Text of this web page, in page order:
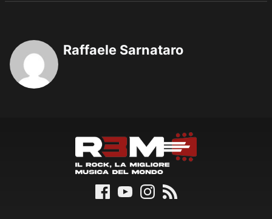
Raffaele Sarnataro